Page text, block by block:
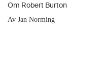
Om Robert Burton
Av Jan Norming